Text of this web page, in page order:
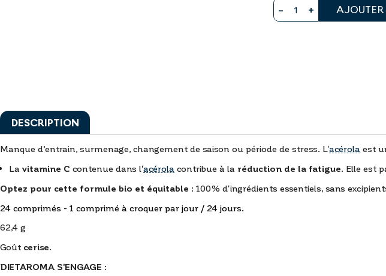
DESCRIPTION
Manque d’entrain, surmenage, changement de saison ou période de stress. L'acérola est
La vitamine C contenue dans l'acérola contribue à la réduction de la fatigue. Elle est
Optez pour cette formule bio et équitable : 100% d'ingrédients essentiels, sans
24 comprimés - 1 comprimé à croquer par jour / 24 jours.
62,4 g
Goût cerise.
DIETAROMA S'ENGAGE :